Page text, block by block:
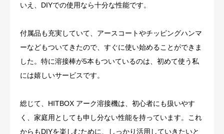
いえ、DIYでの使用なら十分な性能です。
付属品も充実していて、アースコートやチッピングハンマ
ーなどもついてきたので、すぐに使い始めることができま
した。特に溶接棒が5本もついているのは、初めて使う私
には嬉しいサービスです。
総じて、HITBOX アーク溶接機は、初心者にも扱いやす
く、家庭用としても申し分ない性能を持っています。これ
からもDIYを楽しむために、しっかり活用していきたいと